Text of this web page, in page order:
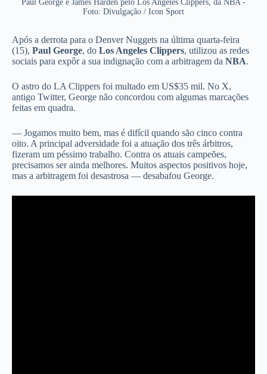
Paul George e James Harden pelo Los Angeles Clippers, da NBA -
Foto: Divulgação / Icon Sport
Após a derrota para o Denver Nuggets na última quarta-feira
(15), Paul George, do Los Angeles Clippers, utilizou as redes
sociais para expôr a sua indignação com a arbitragem da NBA.
O astro do LA Clippers foi multado em US$35 mil. No X,
antigo Twitter, George não concordou com algumas marcações
feitas em quadra.
— Jogamos muito bem, mas é difícil quando são cinco contra
oito. A principal adversidade foi a atuação dos três árbitros,
fizeram um péssimo trabalho. Contra os atuais campeões,
precisamos ser ainda melhores. Muitos aspectos positivos hoje,
mas a arbitragem foi desastrosa — desabafou George.